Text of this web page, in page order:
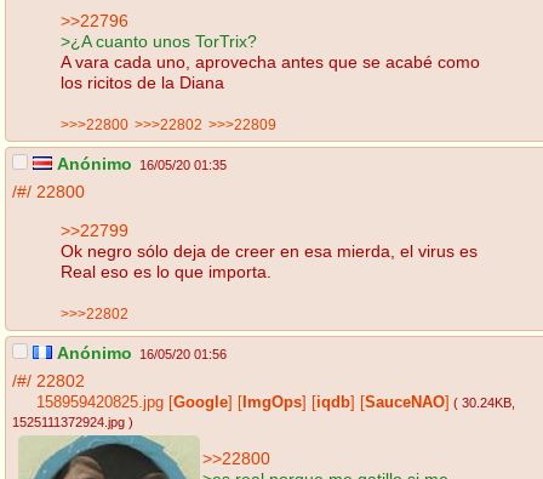
>>22796
>¿A cuanto unos TorTrix?
A vara cada uno, aprovecha antes que se acabé como
los ricitos de la Diana
>>>22800 >>>22802 >>>22809
Anónimo 16/05/20 01:35
/#/ 22800
>>22799
Ok negro sólo deja de creer en esa mierda, el virus es
Real eso es lo que importa.
>>>22802
Anónimo 16/05/20 01:56
/#/ 22802
158959420825.jpg Google ImgOps iqdb SauceNAO ( 30.24KB
1525111372924.jpg )
>>22800